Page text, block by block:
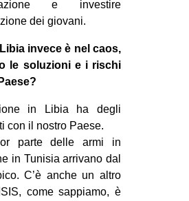
e investire
dei giovani.
invece è nel caos,
le soluzioni e i rischi
in Libia ha degli
con il nostro Paese.
parte delle armi in
in Tunisia arrivano dal
C’è anche un altro
come sappiamo, è